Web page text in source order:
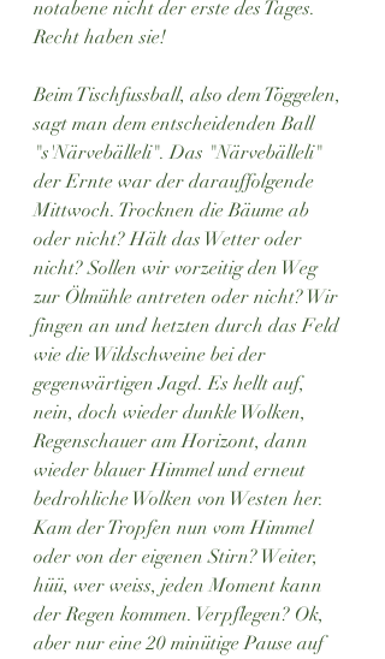
notabene nicht der erste des Tages.
Recht haben sie!
Beim Tischfussball, also dem Töggelen,
sagt man dem entscheidenden Ball
"s'Närvebälleli". Das "Närvebälleli"
der Ernte war der darauffolgende
Mittwoch. Trocknen die Bäume ab
oder nicht? Hält das Wetter oder
nicht? Sollen wir vorzeitig den Weg
zur Ölmühle antreten oder nicht? Wir
fingen an und hetzten durch das Feld
wie die Wildschweine bei der
gegenwärtigen Jagd. Es hellt auf,
nein, doch wieder dunkle Wolken,
Regenschauer am Horizont, dann
wieder blauer Himmel und erneut
bedrohliche Wolken von Westen her.
Kam der Tropfen nun vom Himmel
oder von der eigenen Stirn? Weiter,
hüü, wer weiss, jeden Moment kann
der Regen kommen. Verpflegen? Ok,
aber nur eine 20 minütige Pause auf